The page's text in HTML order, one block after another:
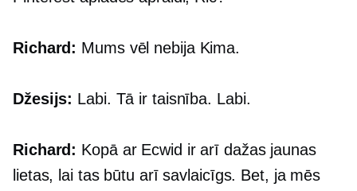
Richard: Mums vēl nebija Kima.
Džesijs: Labi. Tā ir taisnība. Labi.
Richard: Kopā ar Ecwid ir arī dažas jaunas
lietas, lai tas būtu arī savlaicīgs. Bet, ja mēs